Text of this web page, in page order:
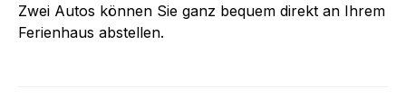
Zwei Autos können Sie ganz bequem direkt an Ihrem
Ferienhaus abstellen.